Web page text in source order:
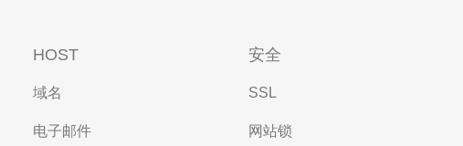
HOST
域名
电子邮件
安全
SSL
网站锁